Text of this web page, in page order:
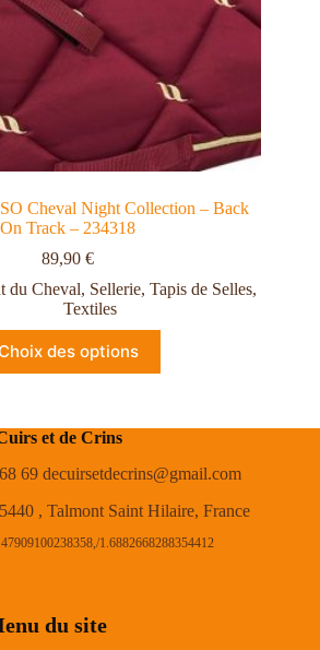
Cheval Night Collection – Back
On Track – 234318
89,90€
du Cheval, Sellerie,Tapis de Selles,
Textiles
des options
et de Crins
69 decuirsetdecrins@gmail.com
, Talmont Saint Hilaire, France
1.6882668288354412
du site